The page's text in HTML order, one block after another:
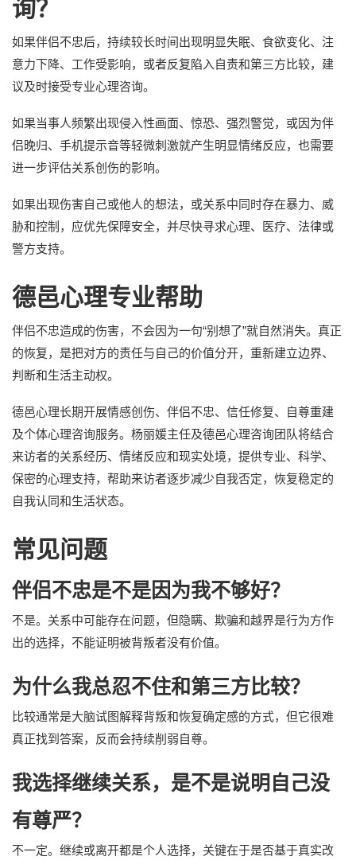
询？
如果伴侣不忠后，持续较长时间出现明显失眠、食欲变化、注
意力下降、工作受影响，或者反复陷入自责和第三方比较，建
议及时接受专业心理咨询。
如果当事人频繁出现侵入性画面、惊恐、强烈警觉，或因为伴
侣晚归、手机提示音等轻微刺激就产生明显情绪反应，也需要
进一步评估关系创伤的影响。
如果出现伤害自己或他人的想法，或关系中同时存在暴力、威
胁和控制，应优先保障安全，并尽快寻求心理、医疗、法律或
警方支持。
德邑心理专业帮助
伴侣不忠造成的伤害，不会因为一句“别想了”就自然消失。真正
的恢复，是把对方的责任与自己的价值分开，重新建立边界、
判断和生活主动权。
德邑心理长期开展情感创伤、伴侣不忠、信任修复、自尊重建
及个体心理咨询服务。杨丽媛主任及德邑心理咨询团队将结合
来访者的关系经历、情绪反应和现实处境，提供专业、科学、
保密的心理支持，帮助来访者逐步减少自我否定，恢复稳定的
自我认同和生活状态。
常见问题
伴侣不忠是不是因为我不够好？
不是。关系中可能存在问题，但隐瞒、欺骗和越界是行为方作
出的选择，不能证明被背叛者没有价值。
为什么我总忍不住和第三方比较？
比较通常是大脑试图解释背叛和恢复确定感的方式，但它很难
真正找到答案，反而会持续削弱自尊。
我选择继续关系，是不是说明自己没
有尊严？
不一定。继续或离开都是个人选择，关键在于是否基于真实改